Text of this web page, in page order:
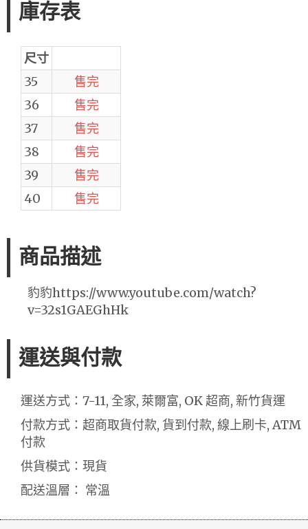
庫存表
尺寸
35
售完
36
售完
37
售完
38
售完
39
售完
40
售完
商品描述
豹豹https://www.youtube.com/watch?
v=32s1GAEGhHk
運送與付款
運送方式：7-11, 全家, 萊爾富, OK 超商, 新竹貨運
付款方式：超商取貨付款, 貨到付款, 線上刷卡, ATM
付款
供貨模式：現貨
配送溫層： 常溫